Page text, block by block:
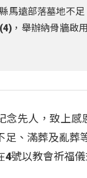
馬遠部落墓地不
，舉辦納骨牆啟
念先人，致上
足、滿葬及亂葬
4號以教會祈福